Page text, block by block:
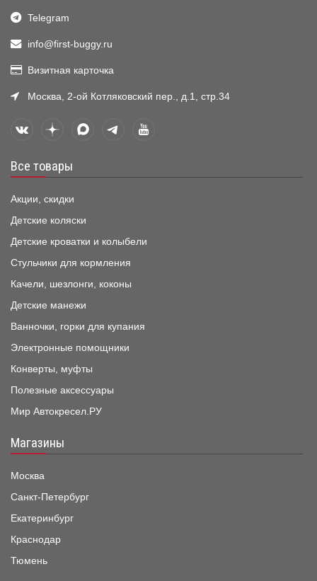
Telegram
info@first-buggy.ru
Визитная карточка
Москва, 2-ой Котляковский пер., д.1, стр.34
Все товары
Акции, скидки
Детские коляски
Детские кроватки и колыбели
Стульчики для кормления
Качели, шезлонги, коконы
Детские манежи
Ванночки, горки для купания
Электронные помощники
Конверты, муфты
Полезные аксессуары
Мир Автокресел.РУ
Магазины
Москва
Санкт-Петербург
Екатеринбург
Краснодар
Тюмень